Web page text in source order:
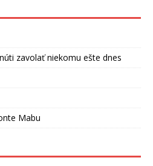
zavolať niekomu ešte dnes
Mabu